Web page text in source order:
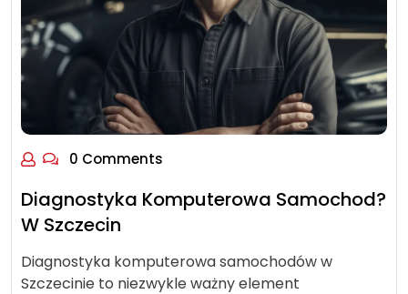
0 Comments
Diagnostyka Komputerowa Samochod?
W Szczecin
Diagnostyka komputerowa samochodów w
Szczecinie to niezwykle ważny element